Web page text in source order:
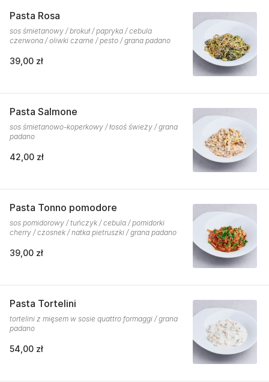
Pasta Rosa
sos śmietanowy / brokuł / papryka / cebula
czerwona / oliwki czarne / pesto / grana padano
39,00 zł
Pasta Salmone
sos śmietanowo-koperkowy / łosoś świeży / grana
padano
42,00 zł
Pasta Tonno pomodore
sos pomidorowy / tuńczyk / cebula / pomidorki
cherry / czosnek / natka pietruszki / grana padano
39,00 zł
Pasta Tortelini
tortelini z mięsem w sosie quattro formaggi / grana
padano
54,00 zł